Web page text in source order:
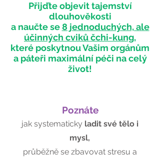
Přijďte objevit tajemství
dlouhověkosti
a naučte se8 jednoduchých, ale
účinných cviků čchi-kung,
které poskytnou Vašim orgánům
a páteři maximální péči na celý
život!
Poznáte
jak systematicky ladit své tělo i
mysl,
průběžně se zbavovat stresu a